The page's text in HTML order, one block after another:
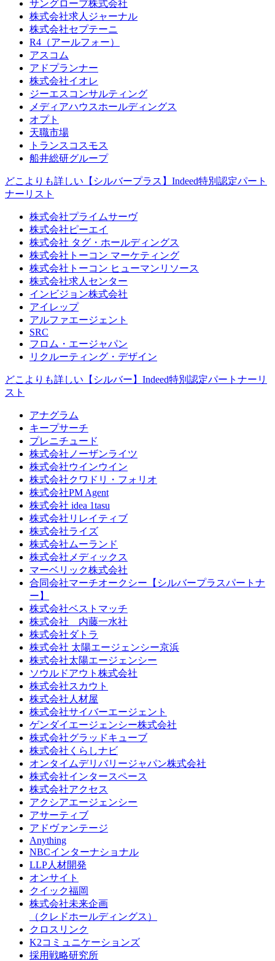
サングローブ株式会社
株式会社求人ジャーナル
株式会社セプテーニ
R4（アールフォー）
アスコム
アドプランナー
株式会社イオレ
ジーエスコンサルティング
メディアハウスホールディングス
オプト
天職市場
トランスコスモス
船井総研グループ
どこよりも詳しい【シルバープラス】Indeed特別認定パート
ナーリスト
株式会社プライムサーヴ
株式会社ピーエイ
株式会社 タグ・ホールディングス
株式会社トーコン マーケティング
株式会社トーコン ヒューマンリソース
株式会社求人センター
インビジョン株式会社
アイレップ
アルファエージェント
SRC
フロム・エージャパン
リクルーティング・デザイン
どこよりも詳しい【シルバー】Indeed特別認定パートナーリ
スト
アナグラム
キープサーチ
プレニチュード
株式会社ノーザンライツ
株式会社ウインウイン
株式会社クワドリ・フォリオ
株式会社PM Agent
株式会社 idea 1tasu
株式会社リレイティブ
株式会社ライズ
株式会社ムーランド
株式会社メディックス
マーベリック株式会社
合同会社マーチオークシー【シルバープラスパートナ
ー】
株式会社ベストマッチ
株式会社 内藤一水社
株式会社ダトラ
株式会社 太陽エージェンシー京浜
株式会社太陽エージェンシー
ソウルドアウト株式会社
株式会社スカウト
株式会社人材屋
株式会社サイバーエージェント
ゲンダイエージェンシー株式会社
株式会社グラッドキューブ
株式会社くらしナビ
オンタイムデリバリージャパン株式会社
株式会社インタースペース
株式会社アクセス
アクシアエージェンシー
アサーティブ
アドヴァンテージ
Anything
NBCインターナショナル
LLP人材開発
オンサイト
クイック福岡
株式会社未来企画
（クレドホールディングス）
クロスリンク
K2コミュニケーションズ
採用戦略研究所